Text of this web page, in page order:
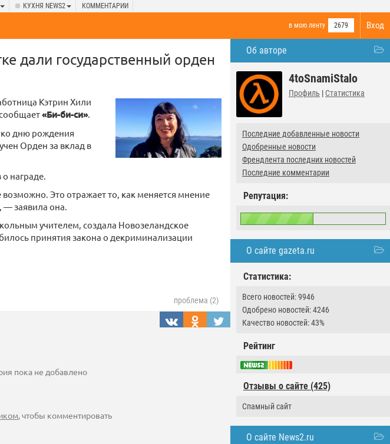
КУХНЯ NEWS2 КОММЕНТАРИИ
Вход
в мою ленту 2679
Об авторе
4toSnamiStalo
Профиль | Статистика
Последние добавленные новости
Одобренные новости
Френдлента последних новостей
Последние комментарии
Репутация:
О сайте gazeta.ru
Статистика:
Всего новостей: 9946
Одобрено новостей: 4246
Качество новостей: 43%
Рейтинг
Отзывы о сайте (425)
Спамный сайт
О сайте News2.ru
дали государственный орден
Кэтрин Хили
«Би-би-си».
ко дню рождения
Орден за вклад в
награде.
Это отражает то, как меняется мнение
— заявила она.
учителем, создала Новозеландское
принятия закона о декриминализации
проблема (2)
пока не добавлено
, чтобы комментировать